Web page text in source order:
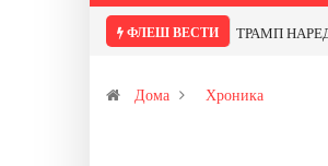
ФЛЕШ ВЕСТИ ТРАМП
Дома Хроника